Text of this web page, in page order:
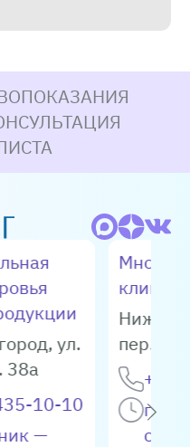
, ул.
38а
10-10
—
клиника
Нижний
пер.
+7